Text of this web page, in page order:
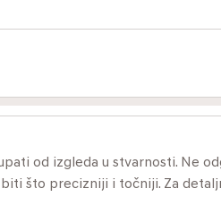
od izgleda u stvarnosti. Ne
što precizniji i točniji. Za